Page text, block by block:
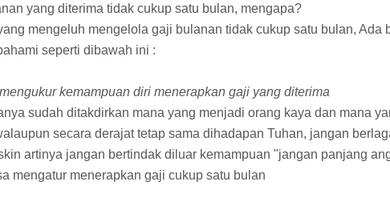
yang diterima tidak cukup satu bulan, mengapa?
mengeluh mengelola gaji bulanan tidak cukup satu bulan, Ada
seperti dibawah ini :
kemampuan diri menerapkan gaji yang diterima
sudah ditakdirkan mana yang menjadi orang kaya dan mana
secara derajat tetap sama dihadapan Tuhan, jangan
artinya jangan bertindak diluar kemampuan "jangan panjang
mengatur menerapkan gaji cukup satu bulan